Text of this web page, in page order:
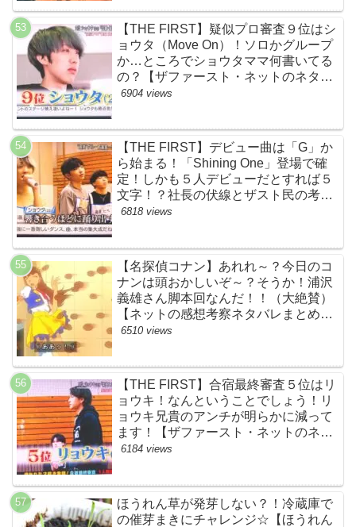
【THE FIRST】疑似プロ審査９位はシ
ョウタ（Move On）！ソロかグループ
か…ところでショウタママ何書いてる
の？【ザファースト・ネットのネタバ
レ感想考察まとめ・スッキリ・
6904 views
【THE FIRST】デビュー曲は「G」か
ら始まる！「Shining One」登場で確
定！しかも５人デビューだとすれば５
文字！？社長の伏線とザスト民の考察
すげーよ…鳥肌立ったわ…【シャイニ
BMSG・BE:FIRST・ビーファース
ト】
6818 views
【名探偵コナン】あれれ～？今日のコ
ナンは頭おかしいぞ～？そうか！浦沢
義雄さん脚本回なんだ！！（大絶賛）
【ネットの感想考察ネタバレまとめ・
笑顔を消したアイドル】
6510 views
【THE FIRST】合宿最終審査５位はリ
ョウキ！なんということでしょう！リ
ョウキ兄貴のアンチが明らかに減って
ます！【ザファースト・ネットのネタ
バレ考察まとめ感想・スッキリ・
6184 views
ほうれん草が発芽しない？！冷蔵庫で
の催芽まきにチャレンジ☆【ほうれん